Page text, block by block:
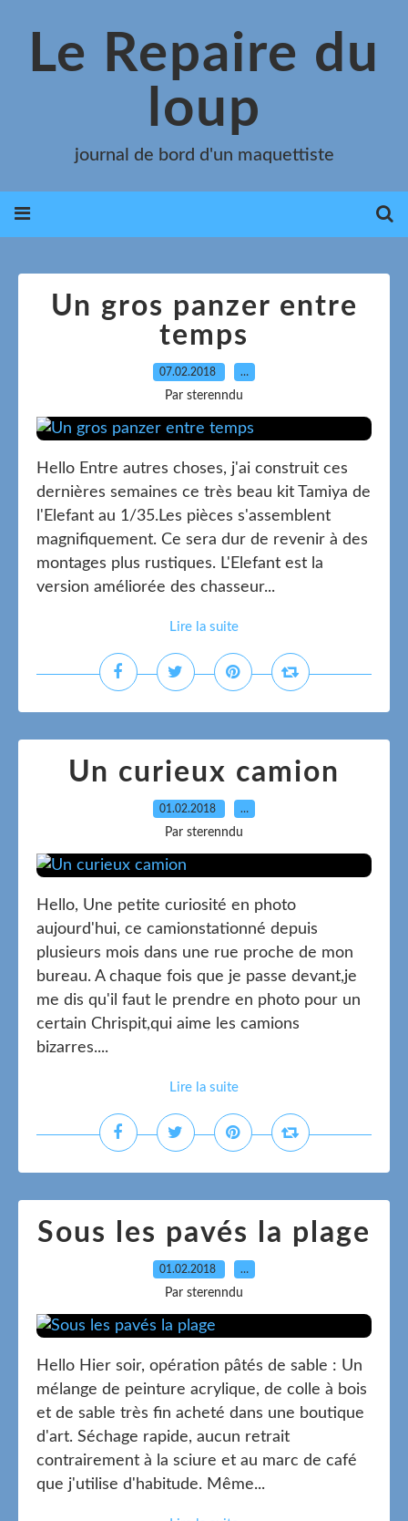
Le Repaire du
loup
journal de bord d'un maquettiste
Un gros panzer entre
temps
07.02.2018 …
Par sterenndu
Hello Entre autres choses, j'ai construit ces
dernières semaines ce très beau kit Tamiya de
l'Elefant au 1/35.Les pièces s'assemblent
magnifiquement. Ce sera dur de revenir à des
montages plus rustiques. L'Elefant est la
version améliorée des chasseur...
Lire la suite
Un curieux camion
01.02.2018 …
Par sterenndu
Hello, Une petite curiosité en photo
aujourd'hui, ce camionstationné depuis
plusieurs mois dans une rue proche de mon
bureau. A chaque fois que je passe devant,je
me dis qu'il faut le prendre en photo pour un
certain Chrispit,qui aime les camions
bizarres....
Lire la suite
Sous les pavés la plage
01.02.2018 …
Par sterenndu
Hello Hier soir, opération pâtés de sable : Un
mélange de peinture acrylique, de colle à bois
et de sable très fin acheté dans une boutique
d'art. Séchage rapide, aucun retrait
contrairement à la sciure et au marc de café
que j'utilise d'habitude. Même...